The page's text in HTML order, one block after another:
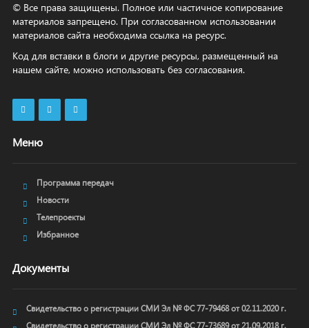
© Все права защищены. Полное или частичное копирование
материалов запрещено. При согласованном использовании
материалов сайта необходима ссылка на ресурс.
Код для вставки в блоги и другие ресурсы, размещенный на
нашем сайте, можно использовать без согласования.
Меню
Программа передач
Новости
Телепроекты
Избранное
Документы
Свидетельство о регистрации СМИ Эл № ФС 77-79468 от 02.11.2020 г.
Свидетельство о регистрации СМИ Эл № ФС 77-73689 от 21.09.2018 г.